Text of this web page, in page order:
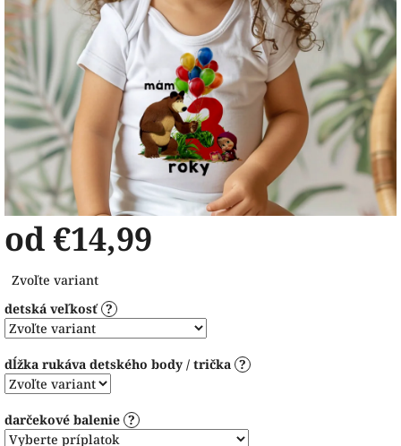
od €14,99
cena:
Zvoľte variant
detská veľkosť ?
dĺžka rukáva detského body / trička ?
darčekové balenie ?